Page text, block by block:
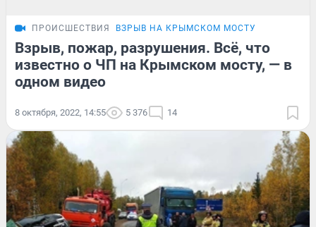
ПРОИСШЕСТВИЯ ВЗРЫВ НА КРЫМСКОМ МОСТУ
Взрыв, пожар, разрушения. Всё, что
известно о ЧП на Крымском мосту, — в
одном видео
8 октября, 2022, 14:55 5 376 14